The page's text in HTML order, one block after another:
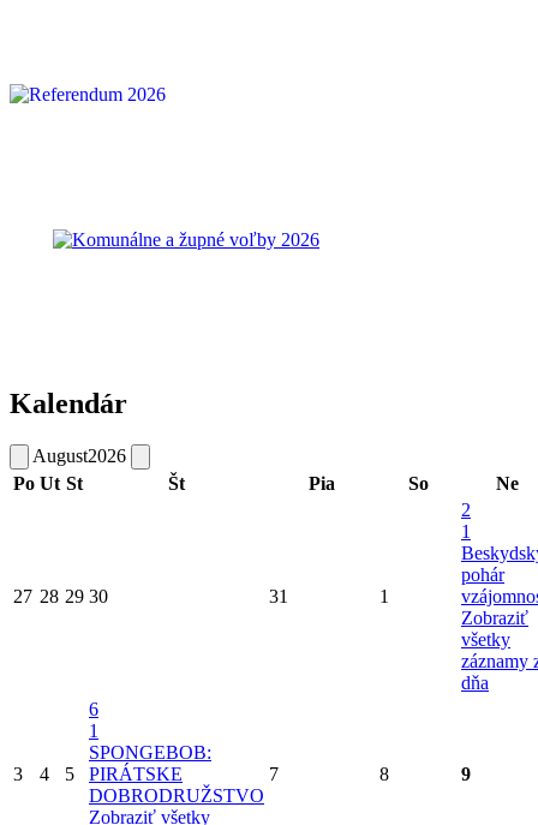
Kalendár
August2026
Po Ut St Št Pia So Ne
27 28 29 30 31 1
2
1
pohár
Zobraziť
všetky
záznamy
dňa
3 4 5
6
1
SPONGEBOB:
PIRÁTSKE
DOBRODRUŽSTVO
Zobraziť všetky
7 8 9